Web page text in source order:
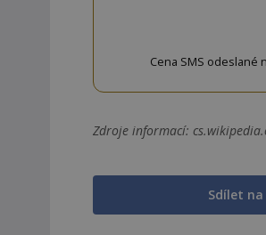
Cena SMS odeslané
Zdroje informací:
Sdílet na